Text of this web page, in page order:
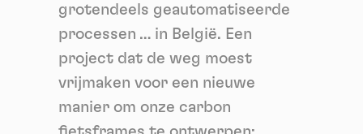
grotendeels geautomatiseerde
processen … in België. Een
project dat de weg moest
vrijmaken voor een nieuwe
manier om onze carbon